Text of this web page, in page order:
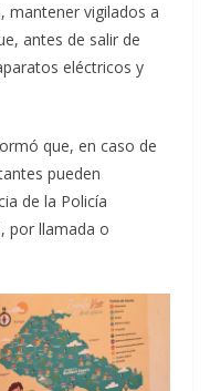
mantener vigilados a
antes de salir de
eléctricos y
que, en caso de
pueden
de la Policía
por llamada o